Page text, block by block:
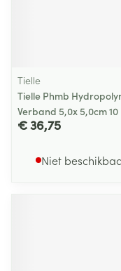
Tielle
Tielle Phmb
Verband 5,0x 5,0cm 10
€ 36,75
Niet